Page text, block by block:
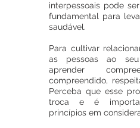
interpessoais pode
fundamental para
saudável.
Para cultivar
as pessoas ao
aprender
compreendido,
Perceba que esse
troca e é
princípios em